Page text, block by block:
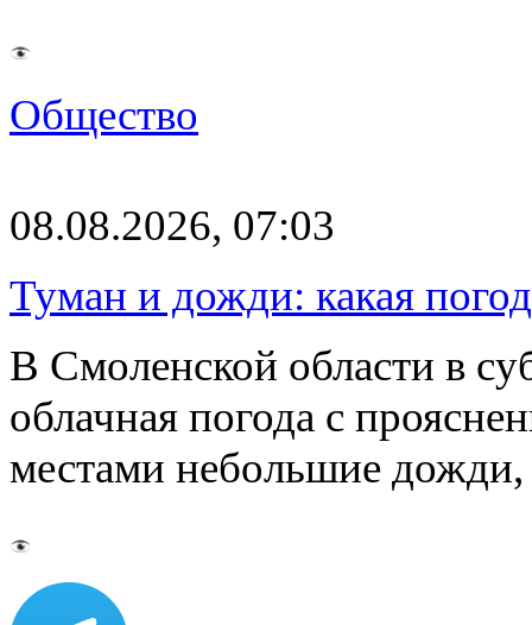
Общество
08.08.2026, 07:03
Туман и дожди: какая
В Смоленской области в
облачная погода с
местами небольшие